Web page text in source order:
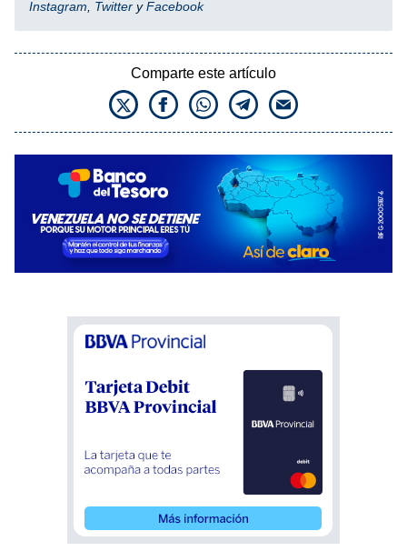
Instagram, Twitter yFacebook
Comparte este artículo